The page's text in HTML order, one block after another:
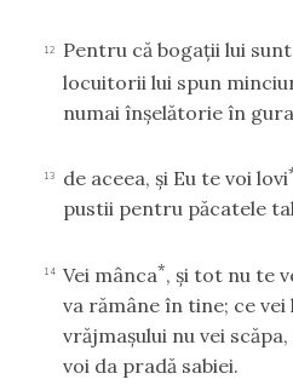
12
Pentru că bogaţii lui
locuitorii lui spun
numai înşelătorie în
13 de aceea, şi Eu te voi lovi
pustii pentru păcatele
14 Vei mânca*, şi tot nu te
va rămâne în tine; ce vei
vrăjmaşului nu vei
voi da pradă sabiei.